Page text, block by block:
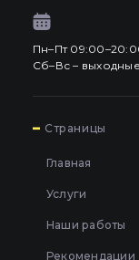
EN
RU
Пн–Пт
Сб–Вс –
Пн–Пт
Сб–Вс – выходные
Страницы
Главная
Услуги
Наши работы
Рекомендации